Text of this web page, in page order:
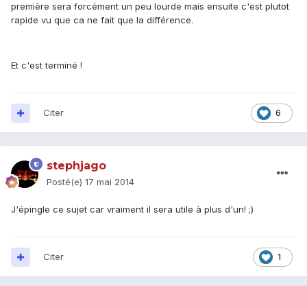
première sera forcément un peu lourde mais ensuite c'est plutot
rapide vu que ca ne fait que la différence.
Et c'est terminé !
6
Citer
stephjago
Posté(e) 17 mai 2014
J'épingle ce sujet car vraiment il sera utile à plus d'un! ;)
1
Citer